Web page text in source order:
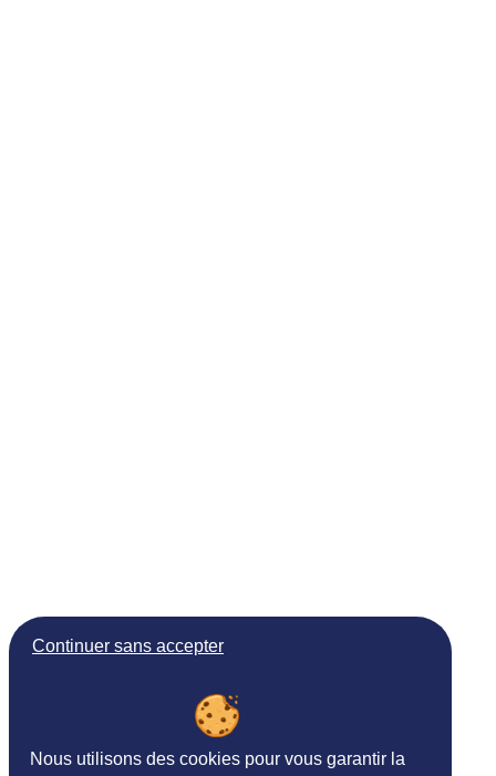
Continuer sans accepter
Nous utilisons des cookies pour vous garantir la